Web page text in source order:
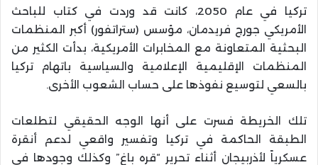
تركيا في عام 2050، كانت قد وردت في كتاب للباحث
الأمريكي جورج فريدمان، مؤسس (ستراتفور) أكبر المنظمات
البحثية المتعاونة مع المخابرات الأمريكية، بدأت الكثير من
المنظمات الإقليمية الإعلامية والسياسية باتهام تركيا
بالسعي لتوسيع نفوذها على حساب الشعوب الأخرى.
تلك الخريطة فسرت على أنها الوجه الحقيقي لتطلعات
الطبقة الحاكمة في تركيا وتفسير واقعي لدعم أنقرة
عسكرياً لأذربيجان أثناء تحرير “قره باغ” وكذلك وجودها في